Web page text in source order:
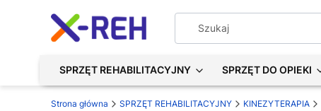
SPRZĘT REHABILITACYJNY SPRZĘT DO OPIEKI
Strona główna SPRZĘT REHABILITACYJNY KINEZYTERAPIA